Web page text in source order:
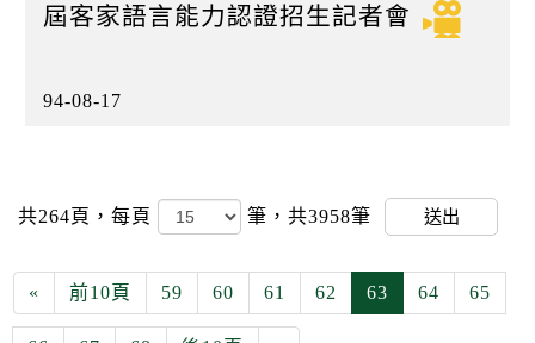
屆客家語言能力認證招生記者會
94-08-17
共264頁， 每頁 筆，共3958筆 送出
« 前10頁 59 60 61 62 63 64 65